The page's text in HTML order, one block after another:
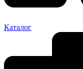
Каталог